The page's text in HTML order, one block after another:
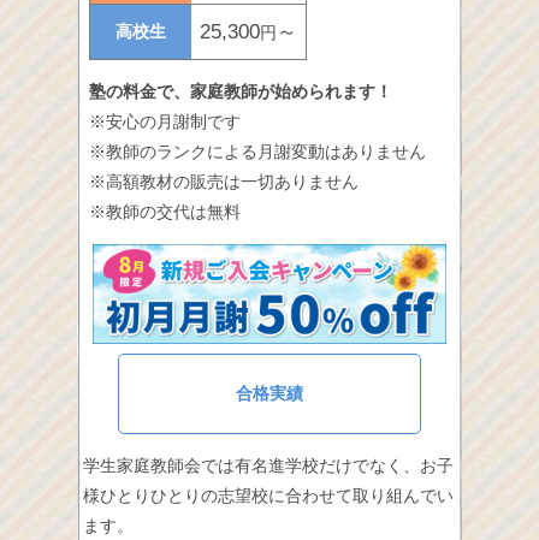
高校生 25,300円 ～
塾の料金で、家庭教師が始められます！
※安心の月謝制です
※教師のランクによる月謝変動はありません
※高額教材の販売は一切ありません
※教師の交代は無料
合格実績
学生家庭教師会では有名進学校だけでなく、お子
様ひとりひとりの志望校に合わせて取り組んでい
ます。